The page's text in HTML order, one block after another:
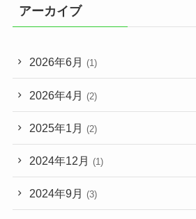
アーカイブ
2026年6月 (1)
2026年4月 (2)
2025年1月 (2)
2024年12月 (1)
2024年9月 (3)